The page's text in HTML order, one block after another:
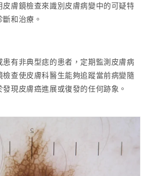
皮膚鏡檢查來識別皮膚病變中的可疑特
和治療。
有非典型痣的患者，定期監測皮膚病
查使皮膚科醫生能夠追蹤當前病變隨
現皮膚癌進展或復發的任何跡象。